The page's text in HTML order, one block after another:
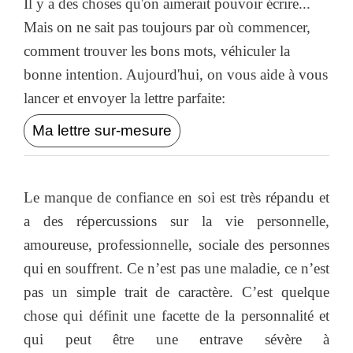
Mais on ne sait pas toujours par où commencer,
comment trouver les bons mots, véhiculer la
bonne intention. Aujourd'hui, on vous aide à vous
lancer et envoyer la lettre parfaite:
Ma lettre sur-mesure
Le manque de confiance en soi est très répandu et
a des répercussions sur la vie personnelle,
amoureuse, professionnelle, sociale des personnes
qui en souffrent. Ce n’est pas une maladie, ce n’est
pas un simple trait de caractère. C’est quelque
chose qui définit une facette de la personnalité et
qui peut être une entrave sévère à